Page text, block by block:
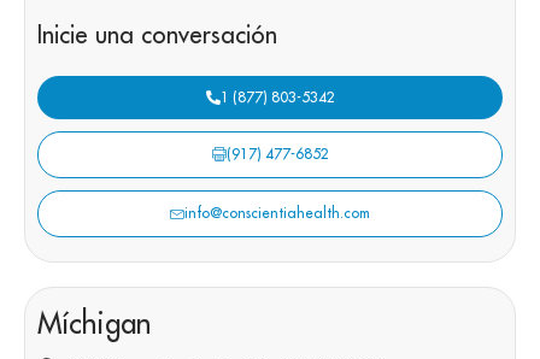
Inicie una conversación
1 (877) 803-5342
(917) 477-6852
info@conscientiahealth.com
Míchigan